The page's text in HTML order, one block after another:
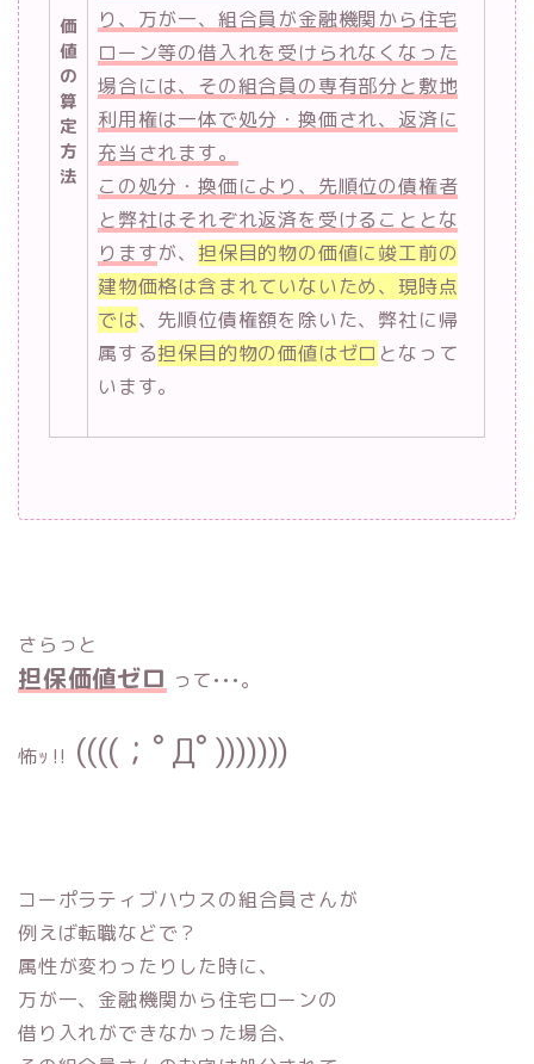
価
値
の
算
定
方
法
り、万が一、組合員が金融機関から住宅
ローン等の借入れを受けられなくなった
場合には、その組合員の専有部分と敷地
利用権は一体で処分・換価され、返済に
充当されます。
この処分・換価により、先順位の債権者
と弊社はそれぞれ返済を受けることとな
りますが、 担保目的物の価値に竣工前の
建物価格は含まれていないため、現時点
では、先順位債権額を除いた、弊社に帰
属する担保目的物の価値はゼロ となって
います。
さらっと
担保価値ゼロ って•••。
怖ｯ‼︎ ((((；ﾟДﾟ)))))))
コーポラティブハウスの組合員さんが
例えば転職などで？
属性が変わったりした時に、
万が一、金融機関から住宅ローンの
借り入れができなかった場合、